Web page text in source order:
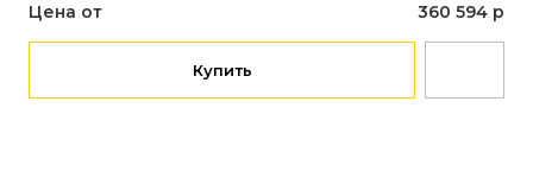
Цена от 360 594 р
Купить